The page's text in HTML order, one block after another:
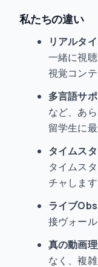
私たちの違い
リアルタ
一緒に視
視覚コン
多言語サ
など、あ
留学生に
タイムス
タイムス
チャします
ライブ
接ヴォー
真の動画
なく、複